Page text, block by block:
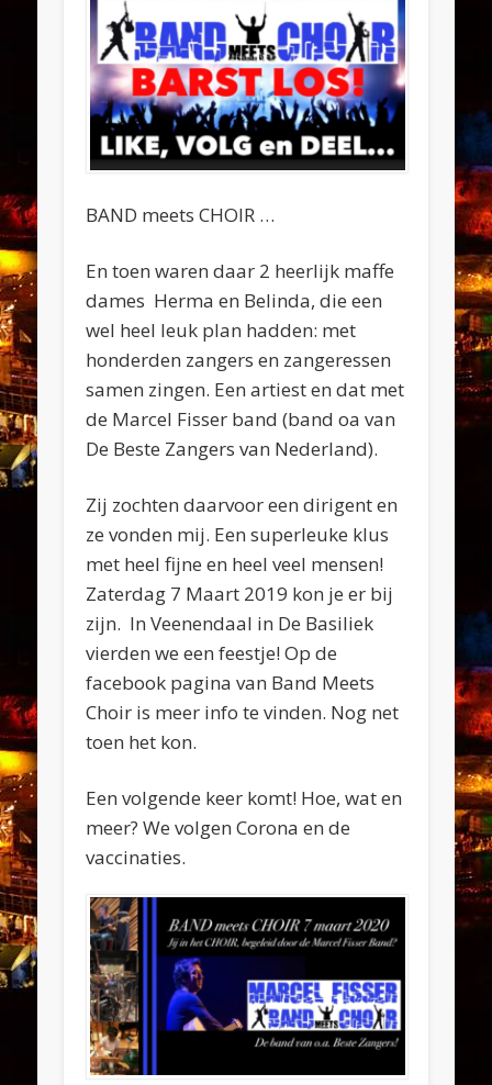
BAND meets CHOIR …
En toen waren daar 2 heerlijk maffe
dames Herma en Belinda, die een
wel heel leuk plan hadden: met
honderden zangers en zangeressen
samen zingen. Een artiest en dat met
de Marcel Fisser band (band oa van
De Beste Zangers van Nederland).
Zij zochten daarvoor een dirigent en
ze vonden mij. Een superleuke klus
met heel fijne en heel veel mensen!
Zaterdag 7 Maart 2019 kon je er bij
zijn. In Veenendaal in De Basiliek
vierden we een feestje! Op de
facebook pagina van Band Meets
Choir is meer info te vinden. Nog net
toen het kon.
Een volgende keer komt! Hoe, wat en
meer? We volgen Corona en de
vaccinaties.